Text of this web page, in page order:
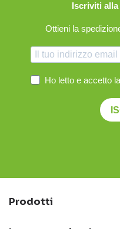
Iscriviti
Ottieni la
Ho letto e accetto la
Prodotti